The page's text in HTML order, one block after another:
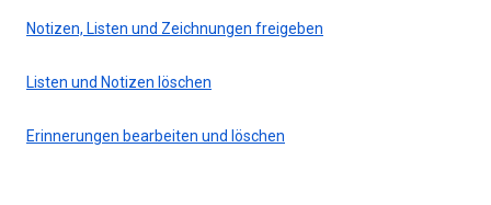
Notizen, Listen und Zeichnungen freigeben
Listen und Notizen löschen
Erinnerungen bearbeiten und löschen